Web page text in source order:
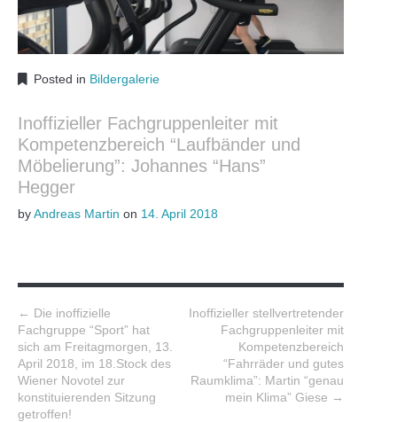
Posted in Bildergalerie
Inoffizieller Fachgruppenleiter mit
Kompetenzbereich “Laufbänder und
Möbelierung”: Johannes “Hans”
Hegger
byAndreas Martin on 14. April 2018
Post navigation
← Die inoffizielle
Fachgruppe “Sport” hat
sich am Freitagmorgen, 13.
April 2018, im 18.Stock des
Wiener Novotel zur
konstituierenden Sitzung
getroffen!
Inoffizieller stellvertretender
Fachgruppenleiter mit
Kompetenzbereich
“Fahrräder und gutes
Raumklima”: Martin “genau
mein Klima” Giese →